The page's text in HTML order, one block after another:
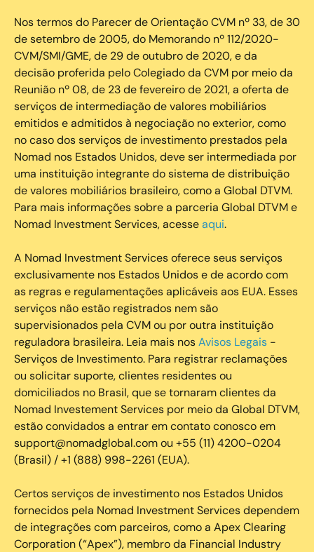
Nos termos do Parecer de Orientação CVM nº 33, de 30
de setembro de 2005, do Memorando nº 112/2020-
CVM/SMI/GME, de 29 de outubro de 2020, e da
decisão proferida pelo Colegiado da CVM por meio da
Reunião nº 08, de 23 de fevereiro de 2021, a oferta de
serviços de intermediação de valores mobiliários
emitidos e admitidos à negociação no exterior, como
no caso dos serviços de investimento prestados pela
Nomad nos Estados Unidos, deve ser intermediada por
uma instituição integrante do sistema de distribuição
de valores mobiliários brasileiro, como a Global DTVM.
Para mais informações sobre a parceria Global DTVM e
Nomad Investment Services, acesseaqui.
A Nomad Investment Services oferece seus serviços
exclusivamente nos Estados Unidos e de acordo com
as regras e regulamentações aplicáveis aos EUA. Esses
serviços não estão registrados nem são
supervisionados pela CVM ou por outra instituição
reguladora brasileira. Leia mais nosAvisos Legais -
Serviços de Investimento. Para registrar reclamações
ou solicitar suporte, clientes residentes ou
domiciliados no Brasil, que se tornaram clientes da
Nomad Investement Services por meio da Global DTVM,
estão convidados a entrar em contato conosco em
support@nomadglobal.com ou +55 (11) 4200-0204
(Brasil) / +1 (888) 998-2261 (EUA).
Certos serviços de investimento nos Estados Unidos
fornecidos pela Nomad Investment Services dependem
de integrações com parceiros, como a Apex Clearing
Corporation (“Apex”), membro da Financial Industry